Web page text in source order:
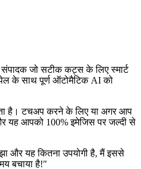
जो सटीक कट्स के लिए स्मार्ट
के साथ पूर्ण ऑटोमैटिक AI को
है। टचअप करने के लिए या अगर आप
आपको 100% इमेजिस पर जल्दी से
और यह कितना उपयोगी है, मैं इससे
बचाया है!"